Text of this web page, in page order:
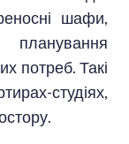
шафи,
планування
потреб. Такі
студіях,